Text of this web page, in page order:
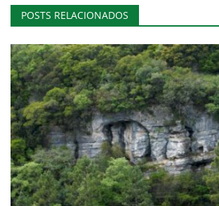
POSTS RELACIONADOS